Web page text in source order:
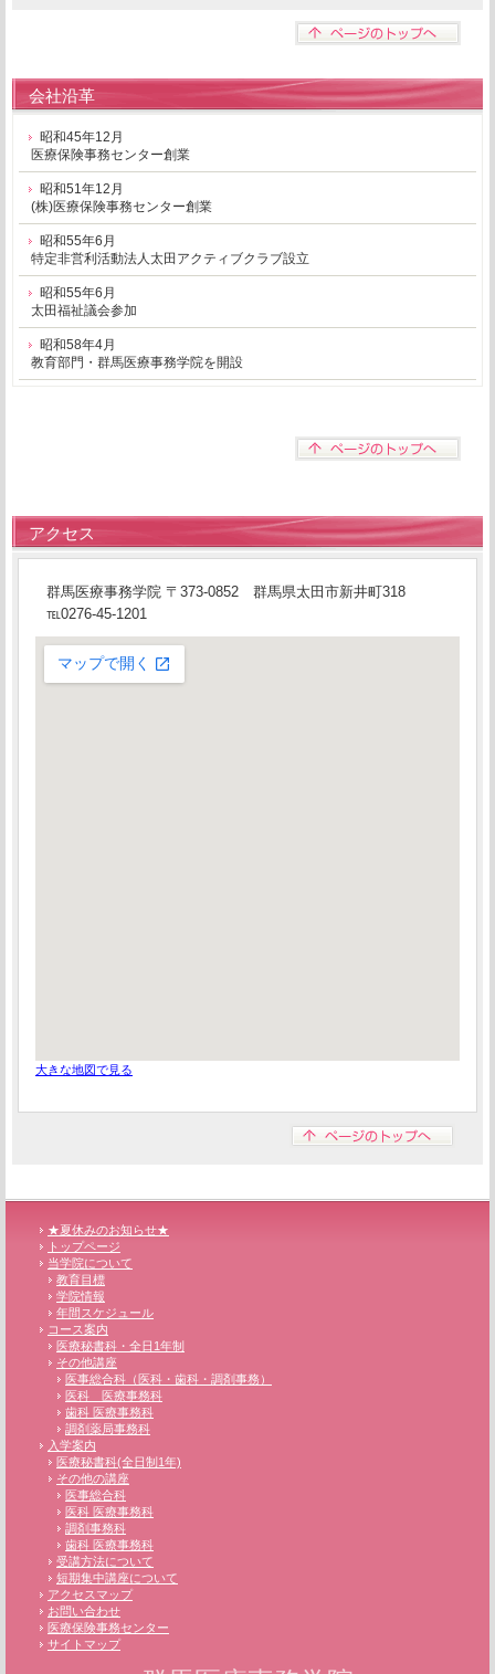
会社沿革
昭和45年12月
医療保険事務センター創業
昭和51年12月
(株)医療保険事務センター創業
昭和55年6月
特定非営利活動法人太田アクティブクラブ設立
昭和55年6月
太田福祉議会参加
昭和58年4月
教育部門・群馬医療事務学院を開設
アクセス
群馬医療事務学院 〒373-0852 群馬県太田市新井町318
℡0276-45-1201
大きな地図で見る
★夏休みのお知らせ★
トップページ
当学院について
教育目標
学院情報
年間スケジュール
コース案内
医療秘書科・全日1年制
その他講座
医事総合科（医科・歯科・調剤事務）
医科 医療事務科
歯科 医療事務科
調剤薬局事務科
入学案内
医療秘書科(全日制1年)
その他の講座
医事総合科
医科 医療事務科
調剤事務科
歯科 医療事務科
受講方法について
短期集中講座について
アクセスマップ
お問い合わせ
医療保険事務センター
サイトマップ